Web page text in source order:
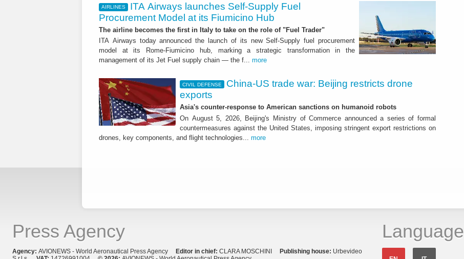
AIRLINES
ITA Airways launches Self-Supply Fuel
Procurement Model at its Fiumicino Hub
The airline becomes the first in Italy to take on the role of "Fuel Trader"
ITA Airways today announced the launch of its new Self-Supply fuel procurement
model at its Rome-Fiumicino hub, marking a strategic transformation in the
management of its Jet Fuel supply chain — the f... more
CIVIL DEFENSE
China-US trade war: Beijing restricts drone
exports
Asia's counter-response to American sanctions on humanoid robots
On August 5, 2026, Beijing's Ministry of Commerce announced a series of formal
countermeasures against the United States, imposing stringent export restrictions on
drones, key components, and flight technologies... more
Press Agency
Agency: AVIONEWS - World Aeronautical Press Agency Editor in chief: CLARA MOSCHINI Publishing house: Urbevideo
Language